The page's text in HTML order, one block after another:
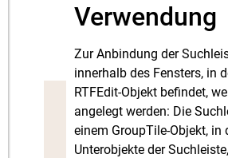
Verwendung
Zur Anbindung der
innerhalb des Fensters, in
RTFEdit-Objekt befindet,
angelegt werden: Die
einem GroupTile-Objekt, in
Unterobjekte der